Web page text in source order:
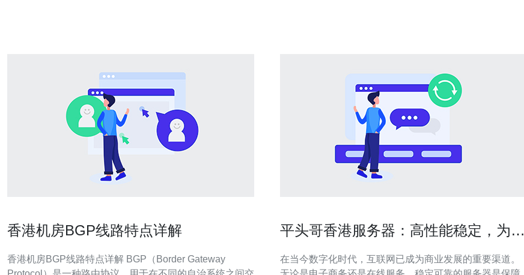
香港机房BGP线路特点详解
香港机房BGP线路特点详解 BGP（Border Gateway
平头哥香港服务器：高性能稳定，为您
在当今数字化时代，互联网已成为商业发展的重要渠道。